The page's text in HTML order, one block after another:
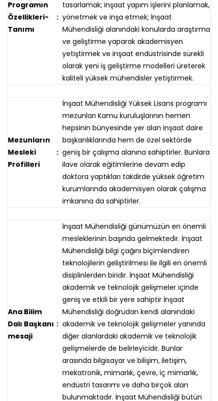
Programın
Özellikleri-
Tanımı
:
tasarlamak; inşaat yapım işlerini planlamak,
yönetmek ve inşa etmek; İnşaat
Mühendisliği alanındaki konularda araştırma
ve geliştirme yaparak akademisyen
yetiştirmek ve inşaat endüstrisinde sürekli
olarak yeni iş geliştirme modelleri üreterek
kaliteli yüksek mühendisler yetiştirmek.
Mezunların
Mesleki
Profilleri
:
İnşaat Mühendisliği Yüksek Lisans programı
mezunları Kamu kuruluşlarının hemen
hepsinin bünyesinde yer alan inşaat daire
başkanlıklarında hem de özel sektörde
geniş bir çalışma alanına sahiptirler. Bunlara
ilave olarak eğitimlerine devam edip
doktora yaptıkları takdirde yüksek öğretim
kurumlarında akademisyen olarak çalışma
imkanına da sahiptirler.
Ana Bilim
Dalı Başkanı
mesaji
:
İnşaat Mühendisliği günümüzün en önemli
mesleklerinin başında gelmektedir. İnşaat
Mühendisliği bilgi çağını biçimlendiren
teknolojilerin geliştirilmesi ile ilgili en önemli
disiplinlerden biridir. İnşaat Mühendisliği
akademik ve teknolojik gelişmeler içinde
geniş ve etkili bir yere sahiptir İnşaat
Mühendisliği doğrudan kendi alanındaki
akademik ve teknolojik gelişmeler yanında
diğer alanlardaki akademik ve teknolojik
gelişmelerde de belirleyicidir. Bunlar
arasında bilgisayar ve bilişim, iletişim,
mekatronik, mimarlık, çevre, iç mimarlık,
endüstri tasarımı ve daha birçok alan
bulunmaktadır. İnşaat Mühendisliği bütün